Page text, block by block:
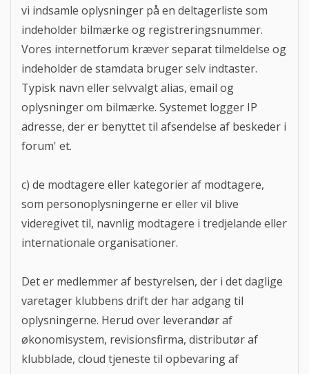
vi indsamle oplysninger på en deltagerliste som
indeholder bilmærke og registreringsnummer.
Vores internetforum kræver separat tilmeldelse og
indeholder de stamdata bruger selv indtaster.
Typisk navn eller selvvalgt alias, email og
oplysninger om bilmærke. Systemet logger IP
adresse, der er benyttet til afsendelse af beskeder i
forum' et.
c) de modtagere eller kategorier af modtagere,
som personoplysningerne er eller vil blive
videregivet til, navnlig modtagere i tredjelande eller
internationale organisationer.
Det er medlemmer af bestyrelsen, der i det daglige
varetager klubbens drift der har adgang til
oplysningerne. Herud over leverandør af
økonomisystem, revisionsfirma, distributør af
klubblade, cloud tjeneste til opbevaring af